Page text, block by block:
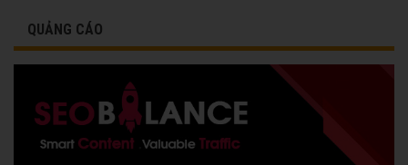
QUẢNG CÁO